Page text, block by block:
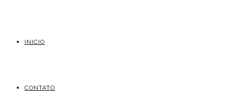
INICIO
CONTATO